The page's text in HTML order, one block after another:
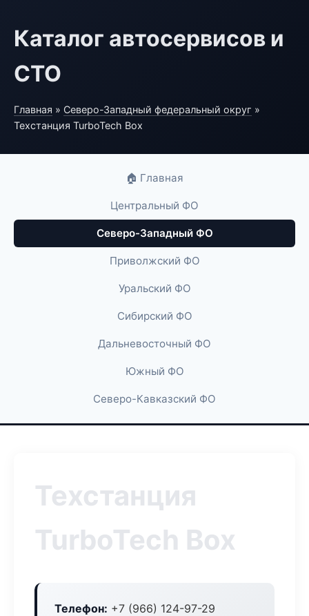
Каталог автосервисов и
СТО
Главная » Северо-Западный федеральный округ »
Техстанция TurboTech Box
🏠 Главная
Центральный ФО
Северо-Западный ФО
Приволжский ФО
Уральский ФО
Сибирский ФО
Дальневосточный ФО
Южный ФО
Северо-Кавказский ФО
Техстанция
TurboTech Box
Телефон: +7 (966) 124-97-29